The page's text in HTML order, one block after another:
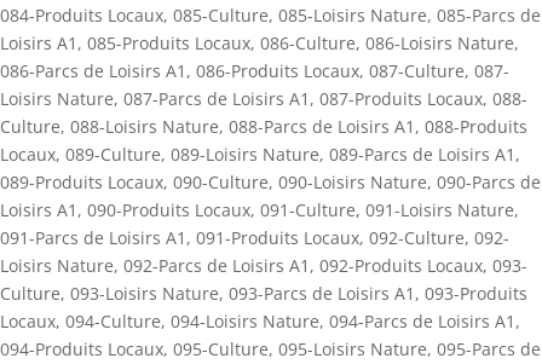
084-Produits Locaux, 085-Culture, 085-Loisirs Nature, 085-Parcs de
Loisirs A1 , 085-Produits Locaux, 086-Culture, 086-Loisirs Nature,
086-Parcs de Loisirs A1 , 086-Produits Locaux, 087-Culture, 087-
Loisirs Nature, 087-Parcs de Loisirs A1 , 087-Produits Locaux, 088-
Culture, 088-Loisirs Nature, 088-Parcs de Loisirs A1 , 088-Produits
Locaux, 089-Culture, 089-Loisirs Nature, 089-Parcs de Loisirs A1 ,
089-Produits Locaux, 090-Culture, 090-Loisirs Nature, 090-Parcs de
Loisirs A1 , 090-Produits Locaux, 091-Culture, 091-Loisirs Nature,
091-Parcs de Loisirs A1 , 091-Produits Locaux, 092-Culture, 092-
Loisirs Nature, 092-Parcs de Loisirs A1 , 092-Produits Locaux, 093-
Culture, 093-Loisirs Nature, 093-Parcs de Loisirs A1 , 093-Produits
Locaux, 094-Culture, 094-Loisirs Nature, 094-Parcs de Loisirs A1 ,
094-Produits Locaux, 095-Culture, 095-Loisirs Nature, 095-Parcs de